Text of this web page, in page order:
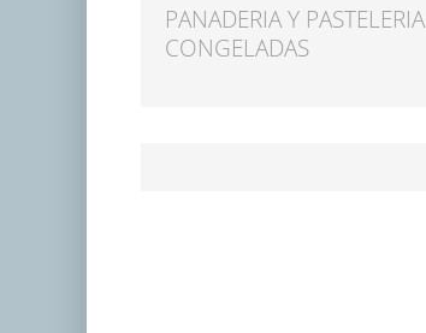
PANADERIA Y PASTELERIA
CONGELADAS